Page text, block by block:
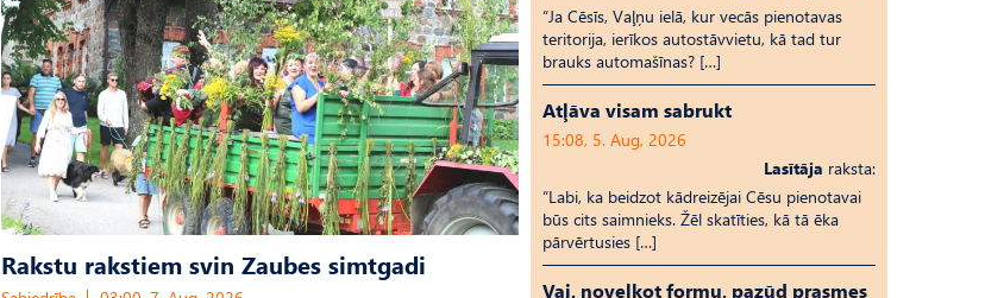
Rakstu rakstiem svin Zaubes simtgadi
“Ja Cēsīs, Vaļņu ielā, kur vecās pienotavas
teritorija, ierīkos autostāvvietu, kā tad tur
brauks automašīnas? […]
Atļāva visam sabrukt
15:08, 5. Aug, 2026
Lasītāja raksta:
“Labi, ka beidzot kādreizējai Cēsu pienotavai
būs cits saimnieks. Žēl skatīties, kā tā ēka
pārvērtusies […]
Vai, novelkot formu, pazūd prasmes